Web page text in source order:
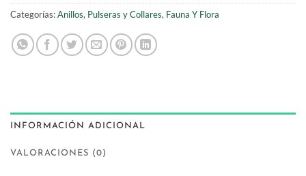
Categorías:Anillos, Pulseras y Collares, Fauna Y Flora
INFORMACIÓN ADICIONAL
VALORACIONES (0)